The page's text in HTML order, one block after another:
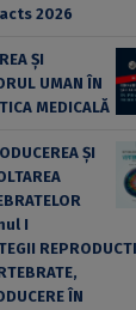
2026
ȘI
UMAN ÎN
MEDICALĂ
ȘI
I
ÎN